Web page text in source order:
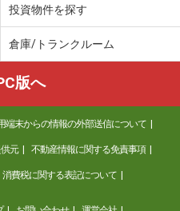
どり市笠懸町久宮
投資物件を探す
倉庫/トランクルーム
版へ
端末からの情報の外部送信について
元 不動産情報に関する免責事項
消費税に関する表記について